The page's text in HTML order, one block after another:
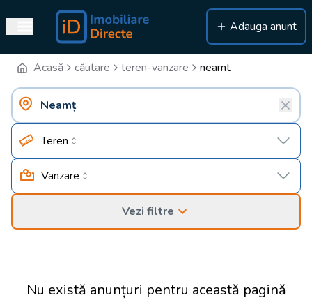
Adauga anunt
Acasă căutare teren-vanzare neamt
Teren
Vanzare
Vezi filtre
Nu există anunțuri pentru această pagină